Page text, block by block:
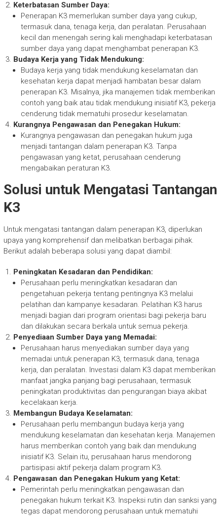
Keterbatasan Sumber Daya:
Penerapan K3 memerlukan sumber daya yang cukup,
termasuk dana, tenaga kerja, dan peralatan. Perusahaan
kecil dan menengah sering kali menghadapi keterbatasan
sumber daya yang dapat menghambat penerapan K3.
Budaya Kerja yang Tidak Mendukung:
Budaya kerja yang tidak mendukung keselamatan dan
kesehatan kerja dapat menjadi hambatan besar dalam
penerapan K3. Misalnya, jika manajemen tidak memberikan
contoh yang baik atau tidak mendukung inisiatif K3, pekerja
cenderung tidak mematuhi prosedur keselamatan.
Kurangnya Pengawasan dan Penegakan Hukum:
Kurangnya pengawasan dan penegakan hukum juga
menjadi tantangan dalam penerapan K3. Tanpa
pengawasan yang ketat, perusahaan cenderung
mengabaikan peraturan K3.
Solusi untuk Mengatasi Tantangan
K3
Untuk mengatasi tantangan dalam penerapan K3, diperlukan
upaya yang komprehensif dan melibatkan berbagai pihak.
Berikut adalah beberapa solusi yang dapat diambil:
Peningkatan Kesadaran dan Pendidikan:
Perusahaan perlu meningkatkan kesadaran dan
pengetahuan pekerja tentang pentingnya K3 melalui
pelatihan dan kampanye kesadaran. Pelatihan K3 harus
menjadi bagian dari program orientasi bagi pekerja baru
dan dilakukan secara berkala untuk semua pekerja.
Penyediaan Sumber Daya yang Memadai:
Perusahaan harus menyediakan sumber daya yang
memadai untuk penerapan K3, termasuk dana, tenaga
kerja, dan peralatan. Investasi dalam K3 dapat memberikan
manfaat jangka panjang bagi perusahaan, termasuk
peningkatan produktivitas dan pengurangan biaya akibat
kecelakaan kerja.
Membangun Budaya Keselamatan:
Perusahaan perlu membangun budaya kerja yang
mendukung keselamatan dan kesehatan kerja. Manajemen
harus memberikan contoh yang baik dan mendukung
inisiatif K3. Selain itu, perusahaan harus mendorong
partisipasi aktif pekerja dalam program K3.
Pengawasan dan Penegakan Hukum yang Ketat:
Pemerintah perlu meningkatkan pengawasan dan
penegakan hukum terkait K3. Inspeksi rutin dan sanksi yang
tegas dapat mendorong perusahaan untuk mematuhi